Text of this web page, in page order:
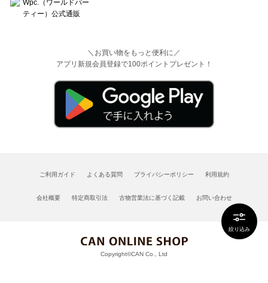
絞り込み
＼お買い物をもっと便利に／
アプリ新規会員登録で100ポイントプレゼント！
ご利用ガイド よくある質問 プライバシーポリシー 利用規約
会社概要 特定商取引法 古物営業法に基づく記載 お問い合わせ
Copyright©CAN Co., Ltd